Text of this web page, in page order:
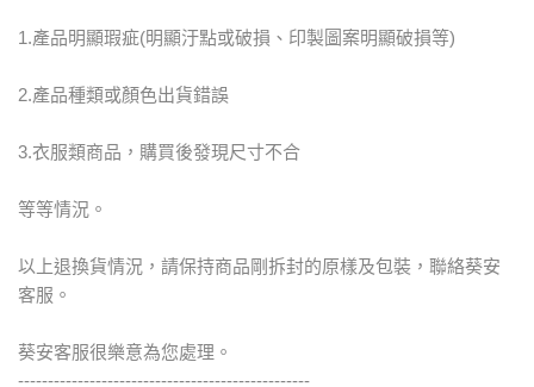
1.產品明顯瑕疵(明顯汙點或破損、印製圖案明顯破損等)
2.產品種類或顏色出貨錯誤
3.衣服類商品，購買後發現尺寸不合
等等情況。
以上退換貨情況，請保持商品剛拆封的原樣及包裝，聯絡葵安
客服。
葵安客服很樂意為您處理。
-------------------------------------------------